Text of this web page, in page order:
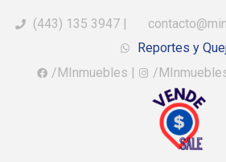
(443) 135 3947 |
Reportes y
/MInmuebles | /